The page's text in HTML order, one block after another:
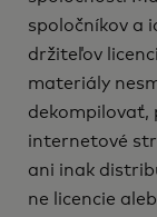
spoločníkov a
držiteľov
materiály
dekompilovať,
internetové
ani inak
ne licencie